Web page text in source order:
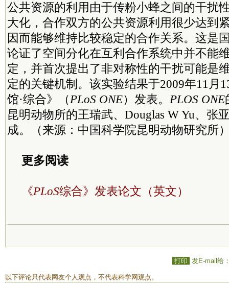
公共资源的利用由于传粉小蜂之间的干扰
大化，合作双方的公共资源利用很少达到
因而能够维持比较稳定的合作关系。这是
论证了空间分化在互利合作系统中并不能
定，并首次提出了非对称性的干扰可能是
定的关键机制。该实验结果于2009年11月
馆·综合》（PLoS ONE）发表。 PLOS ONE
昆明动物所的王瑞武、Douglas W Yu、张
成。（来源：中国科学院昆明动物研究所
更多阅读
《PLoS综合》发表论文（英文）
打印 发E-mail给
以下评论只代表网友个人观点，不代表科学网观点。